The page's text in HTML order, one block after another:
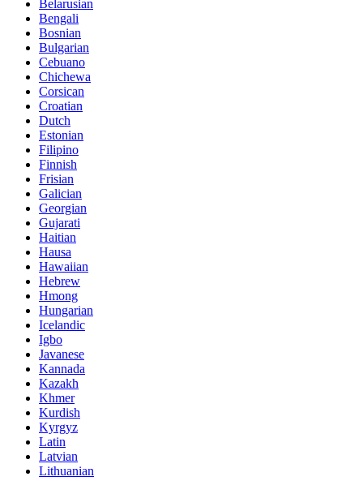
Belarusian
Bengali
Bosnian
Bulgarian
Cebuano
Chichewa
Corsican
Croatian
Dutch
Estonian
Filipino
Finnish
Frisian
Galician
Georgian
Gujarati
Haitian
Hausa
Hawaiian
Hebrew
Hmong
Hungarian
Icelandic
Igbo
Javanese
Kannada
Kazakh
Khmer
Kurdish
Kyrgyz
Latin
Latvian
Lithuanian